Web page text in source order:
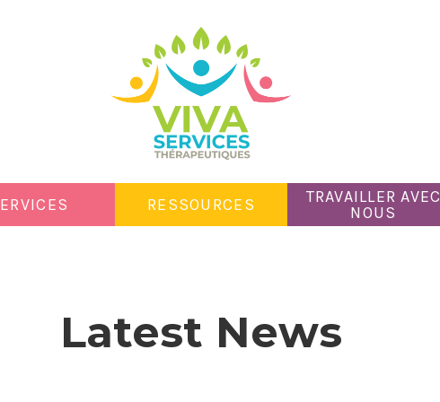
RESSOURCES
TRAVAILLER AVEC
NOUS
Latest News